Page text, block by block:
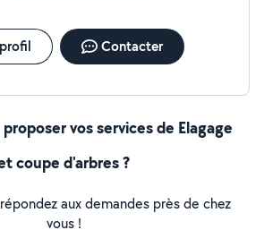
Contacter
vos services de Elagage
coupe d'arbres ?
aux demandes près de chez
vous !